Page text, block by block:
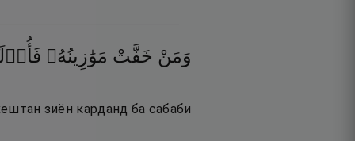
وَمَنْ خَفَّتْ مَوَٰزِينُهُۥ
зиён карданд ба сабаби